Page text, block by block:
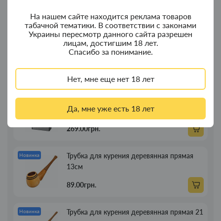
На нашем сайте находится реклама товаров
табачной тематики. В соответствии с законами
Украины пересмотр данного сайта разрешен
лицам, достигшим 18 лет.
Спасибо за понимание.
Нет, мне еще нет 18 лет
Да, мне уже есть 18 лет
350.00грн.
Колпак для водного "Граната Ф1" - колпак
с дерева
Новинка
Портсигар для сигарет Focus з USB
зажигалкой 20 сиг
269.00грн.
Новинка
Трубка для курения деревянная прямая
13см
89.00грн.
Новинка
Трубка для курения деревянная прямая 21